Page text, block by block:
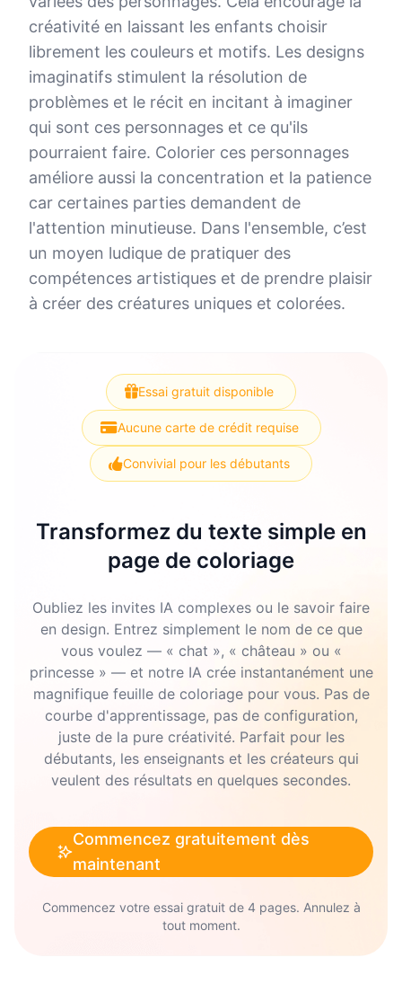
créativité en laissant les enfants choisir
librement les couleurs et motifs. Les designs
imaginatifs stimulent la résolution de
problèmes et le récit en incitant à imaginer
qui sont ces personnages et ce qu'ils
pourraient faire. Colorier ces personnages
améliore aussi la concentration et la patience
car certaines parties demandent de
l'attention minutieuse. Dans l'ensemble, c’est
un moyen ludique de pratiquer des
compétences artistiques et de prendre plaisir
à créer des créatures uniques et colorées.
Essai gratuit disponible
Aucune carte de crédit requise
Convivial pour les débutants
Transformez du texte simple en
page de coloriage
Oubliez les invites IA complexes ou le savoir faire
en design. Entrez simplement le nom de ce que
vous voulez — « chat », « château » ou «
princesse » — et notre IA crée instantanément une
magnifique feuille de coloriage pour vous. Pas de
courbe d'apprentissage, pas de configuration,
juste de la pure créativité. Parfait pour les
débutants, les enseignants et les créateurs qui
veulent des résultats en quelques secondes.
Commencez gratuitement dès
maintenant
Commencez votre essai gratuit de 4 pages. Annulez à
tout moment.